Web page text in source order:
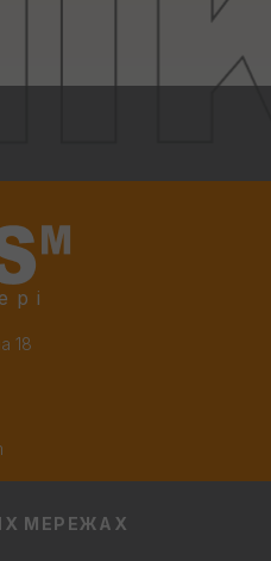
18
МЕРЕЖАХ